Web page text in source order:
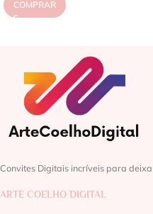
COMPRAR
Convites Digitais incríveis para
ARTE COELHO DIGITAL